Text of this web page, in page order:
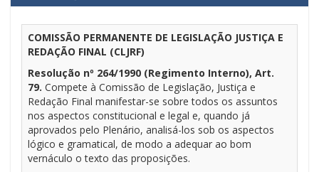
COMISSÃO PERMANENTE DE LEGISLAÇÃO JUSTIÇA E
REDAÇÃO FINAL (CLJRF)
Resolução nº 264/1990 (Regimento Interno), Art.
79. Compete à Comissão de Legislação, Justiça e
Redação Final manifestar-se sobre todos os assuntos
nos aspectos constitucional e legal e, quando já
aprovados pelo Plenário, analisá-los sob os aspectos
lógico e gramatical, de modo a adequar ao bom
vernáculo o texto das proposições.